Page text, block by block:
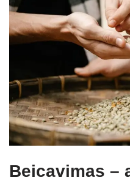
Beicavimas –